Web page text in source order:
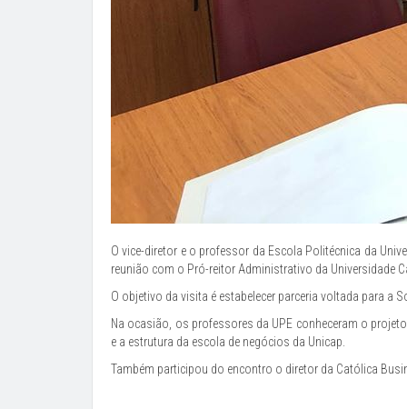
O vice-diretor e o professor da Escola Politécnica da
reunião com o Pró-reitor Administrativo da Universidade
O objetivo da visita é estabelecer parceria voltada para a
Na ocasião, os professores da UPE conheceram o
e a estrutura da escola de negócios da Unicap.
Também participou do encontro o diretor da Católica